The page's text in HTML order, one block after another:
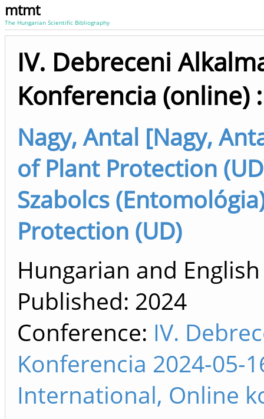
mtmt
The Hungarian Scientific Bibliography
IV. Debreceni
Konferencia (online)
Nagy, Antal [Nagy,
of Plant Protection
Szabolcs
Protection (UD)
Hungarian and
Published: 2024
Conference: IV.
Konferencia 2024-05-
International, Online